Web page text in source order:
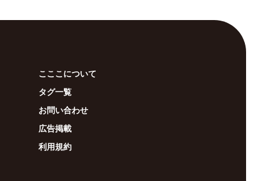
こここについて
タグ一覧
お問い合わせ
広告掲載
利用規約